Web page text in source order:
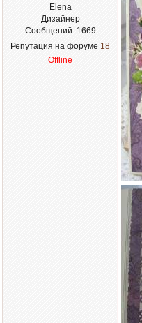
Elena
Дизайнер
Сообщений: 1669
Репутация на форуме 18
Offline